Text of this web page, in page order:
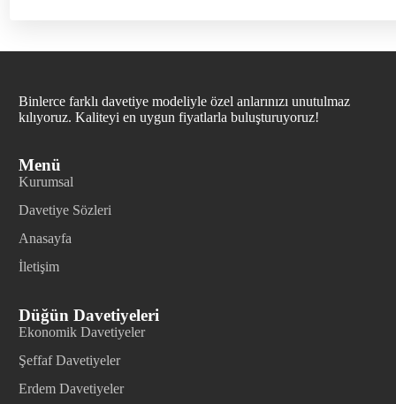
Binlerce farklı davetiye modeliyle özel anlarınızı unutulmaz
kılıyoruz. Kaliteyi en uygun fiyatlarla buluşturuyoruz!
Menü
Kurumsal
Davetiye Sözleri
Anasayfa
İletişim
Düğün Davetiyeleri
Ekonomik Davetiyeler
Şeffaf Davetiyeler
Erdem Davetiyeler